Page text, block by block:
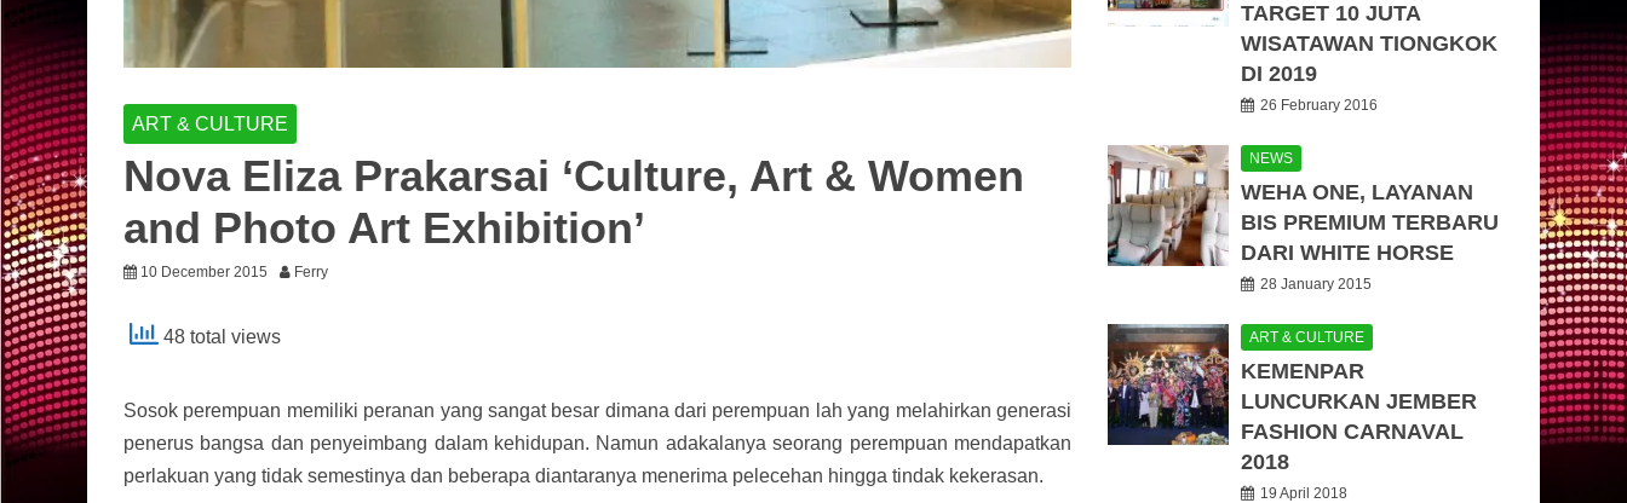
ART & CULTURE
Nova Eliza Prakarsai ‘Culture, Art & Women
and Photo Art Exhibition’
10 December 2015 Ferry
48 total views
Sosok perempuan memiliki peranan yang sangat besar dimana dari perempuan lah yang melahirkan generasi
penerus bangsa dan penyeimbang dalam kehidupan. Namun adakalanya seorang perempuan mendapatkan
perlakuan yang tidak semestinya dan beberapa diantaranya menerima pelecehan hingga tindak kekerasan.
TARGET 10 JUTA
WISATAWAN TIONGKOK
DI 2019
26 February 2016
NEWS
WEHA ONE, LAYANAN
BIS PREMIUM TERBARU
DARI WHITE HORSE
28 January 2015
ART & CULTURE
KEMENPAR
LUNCURKAN JEMBER
FASHION CARNAVAL
2018
19 April 2018